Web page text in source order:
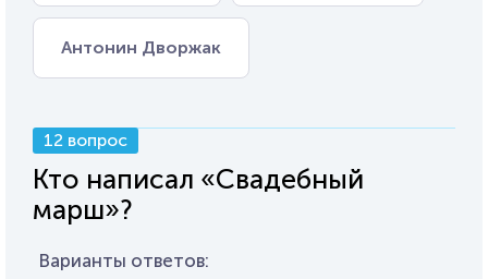
Антонин Дворжак
12 вопрос
Кто написал «Свадебный
марш»?
Варианты ответов: